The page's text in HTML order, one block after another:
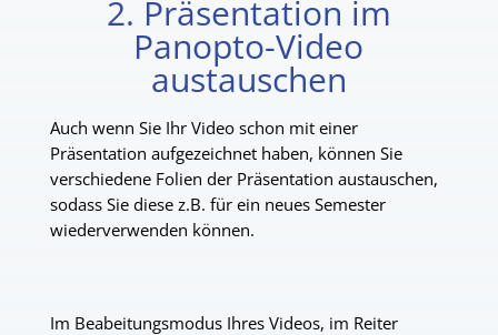
2. Präsentation im
Panopto-Video
austauschen
Auch wenn Sie Ihr Video schon mit einer
Präsentation aufgezeichnet haben, können Sie
verschiedene Folien der Präsentation austauschen,
sodass Sie diese z.B. für ein neues Semester
wiederverwenden können.
Im Beabeitungsmodus Ihres Videos, im Reiter